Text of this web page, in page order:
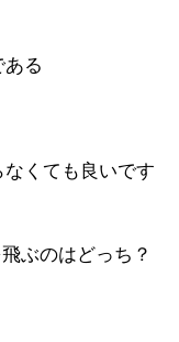
ある
くても良いです
ぶのはどっち？